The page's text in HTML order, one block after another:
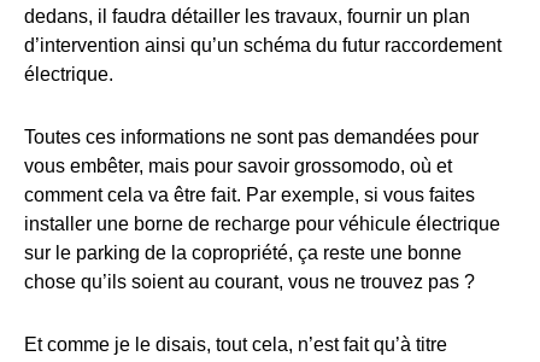
dedans, il faudra détailler les travaux, fournir un plan
d’intervention ainsi qu’un schéma du futur raccordement
électrique.
Toutes ces informations ne sont pas demandées pour
vous embêter, mais pour savoir grossomodo, où et
comment cela va être fait. Par exemple, si vous faites
installer une borne de recharge pour véhicule électrique
sur le parking de la copropriété, ça reste une bonne
chose qu’ils soient au courant, vous ne trouvez pas ?
Et comme je le disais, tout cela, n’est fait qu’à titre